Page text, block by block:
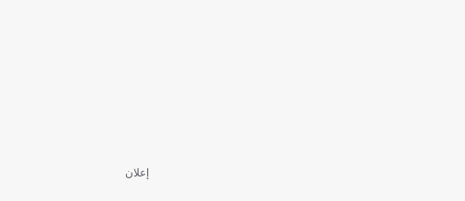
إعلان